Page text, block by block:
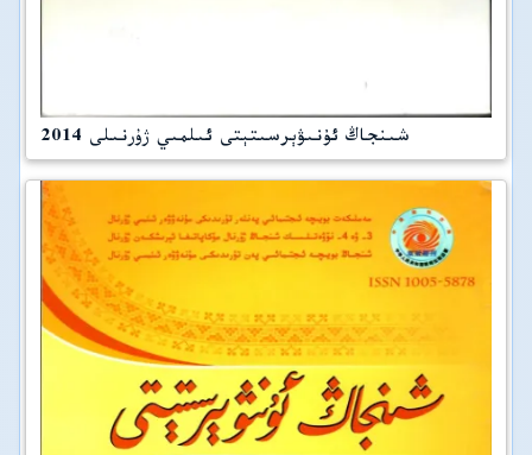
شىنجاڭ ئۇنىۋېرسىتېتى ئىلمىي ژۇرنىلى 2014